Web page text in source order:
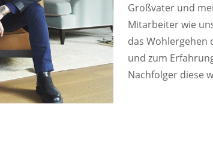
Großvater und
Mitarbeiter wie
das
und zum
Nachfolger diese